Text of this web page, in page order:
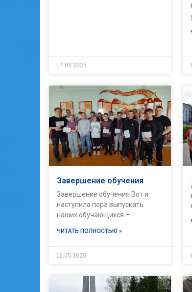
17.05.2025
Завершение обучения
Завершение обучения Вот и
наступила пора выпускать
наших обучающихся —
ЧИТАТЬ ПОЛНОСТЬЮ »
12.05.2025